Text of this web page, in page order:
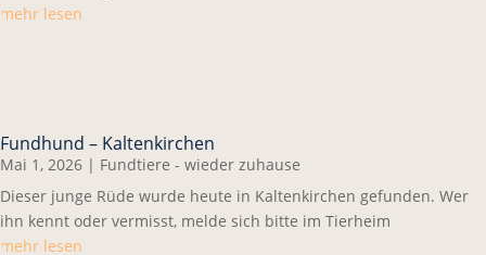
mehr lesen
Fundhund – Kaltenkirchen
Mai 1, 2026 | Fundtiere - wieder zuhause
Dieser junge Rüde wurde heute in Kaltenkirchen gefunden. Wer
ihn kennt oder vermisst, melde sich bitte im Tierheim
mehr lesen